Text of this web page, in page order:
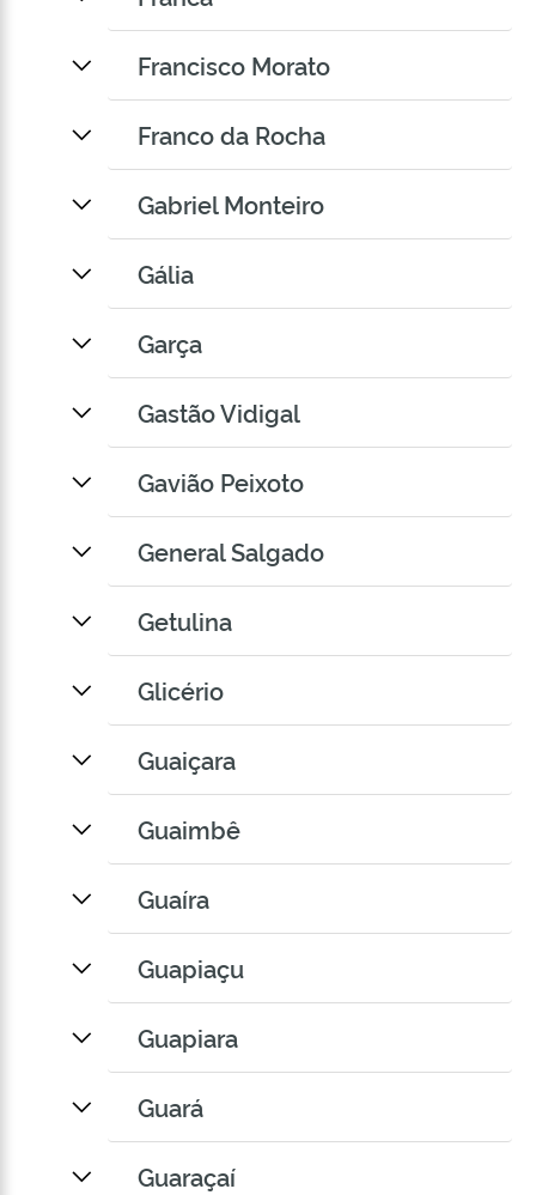
Francisco Morato
Franco da Rocha
Gabriel Monteiro
Gália
Garça
Gastão Vidigal
Gavião Peixoto
General Salgado
Getulina
Glicério
Guaiçara
Guaimbê
Guaíra
Guapiaçu
Guapiara
Guará
Guaraçaí